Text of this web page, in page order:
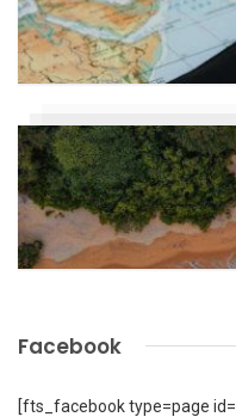
Facebook
[fts_facebook type=page